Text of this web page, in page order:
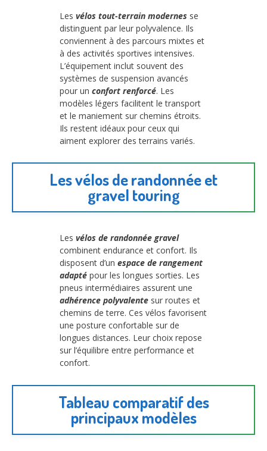
Les vélos tout-terrain modernes se
distinguent par leur polyvalence. Ils
conviennent à des parcours mixtes et
à des activités sportives intensives.
L’équipement inclut souvent des
systèmes de suspension avancés
pour un confort renforcé. Les
modèles légers facilitent le transport
et le maniement sur chemins étroits.
Ils restent idéaux pour ceux qui
aiment explorer des terrains variés.
Les vélos de randonnée et
gravel touring
Les vélos de randonnée gravel
combinent endurance et confort. Ils
disposent d’un espace de rangement
adapté pour les longues sorties. Les
pneus intermédiaires assurent une
adhérence polyvalente sur routes et
chemins de terre. Ces vélos favorisent
une posture confortable sur de
longues distances. Leur choix repose
sur l’équilibre entre performance et
confort.
Tableau comparatif des
principaux modèles